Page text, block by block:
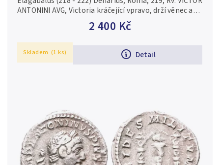
2 400 Kč
Detail
ANTONINI AVG, Victoria kráčející vpravo, drží věnec a
palmovou ratolest, RIC.153, RSC.293 Velmi pěkná
Skladem (1 ks)